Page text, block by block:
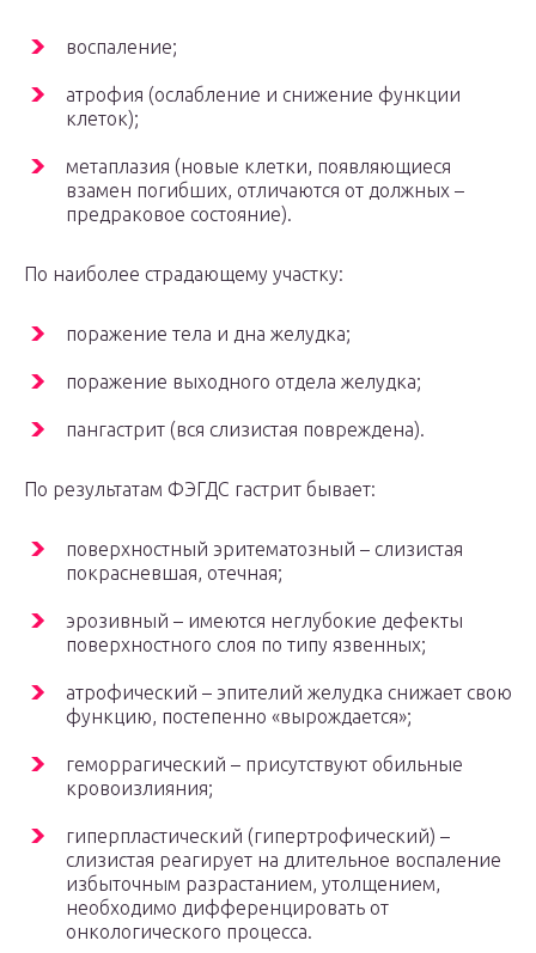
воспаление;
атрофия (ослабление и снижение функции
клеток);
метаплазия (новые клетки, появляющиеся
взамен погибших, отличаются от должных –
предраковое состояние).
По наиболее страдающему участку:
поражение тела и дна желудка;
поражение выходного отдела желудка;
пангастрит (вся слизистая повреждена).
По результатам ФЭГДС гастрит бывает:
поверхностный эритематозный – слизистая
покрасневшая, отечная;
эрозивный – имеются неглубокие дефекты
поверхностного слоя по типу язвенных;
атрофический – эпителий желудка снижает свою
функцию, постепенно «вырождается»;
геморрагический – присутствуют обильные
кровоизлияния;
гиперпластический (гипертрофический) –
слизистая реагирует на длительное воспаление
избыточным разрастанием, утолщением,
необходимо дифференцировать от
онкологического процесса.